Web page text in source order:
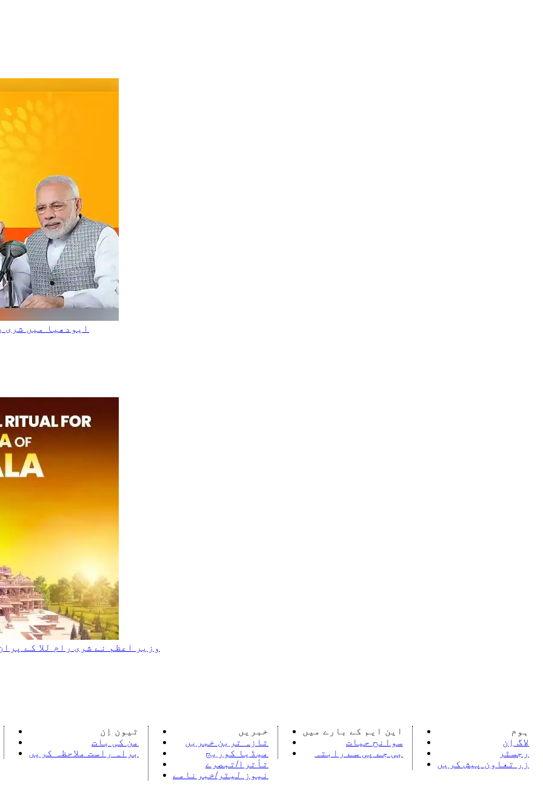
ایودھیا میں شری
وزیر اعظم نے شری رام للا کے پران پراتیشٹھا کے لیے
ہوم
لاگ اِن
رجسٹر
زر تعاون پیش کریں
این ایم کے بارے میں
سوانح حیات
بی جے پی سے رابتہ
خبریں
تازہ ترین خبریں
میڈیا کوریج
تأترا/تبصرے
نیوز لیٹر/خبرنامے
ٹیون اِن
من کی بات
براہ راست ملاحظہ کریں